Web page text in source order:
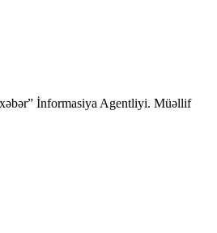
İnformasiya Agentliyi. Müəllif